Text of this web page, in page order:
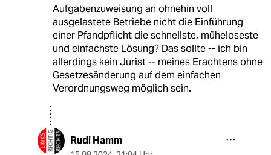
Aufgabenzuweisung an ohnehin voll
ausgelastete Betriebe nicht die Einführung
einer Pfandpflicht die schnellste, müheloseste
und einfachste Lösung? Das sollte -- ich bin
allerdings kein Jurist -- meines Erachtens ohne
Gesetzesänderung auf dem einfachen
Verordnungsweg möglich sein.
Rudi Hamm